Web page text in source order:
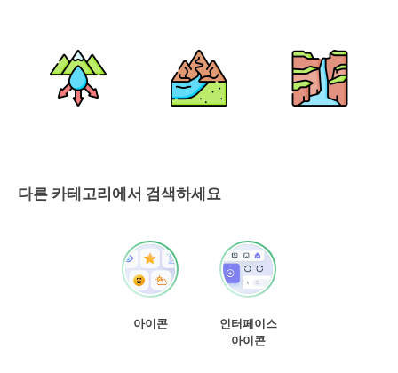
다른 카테고리에서 검색하세요
아이콘
인터페이스
아이콘